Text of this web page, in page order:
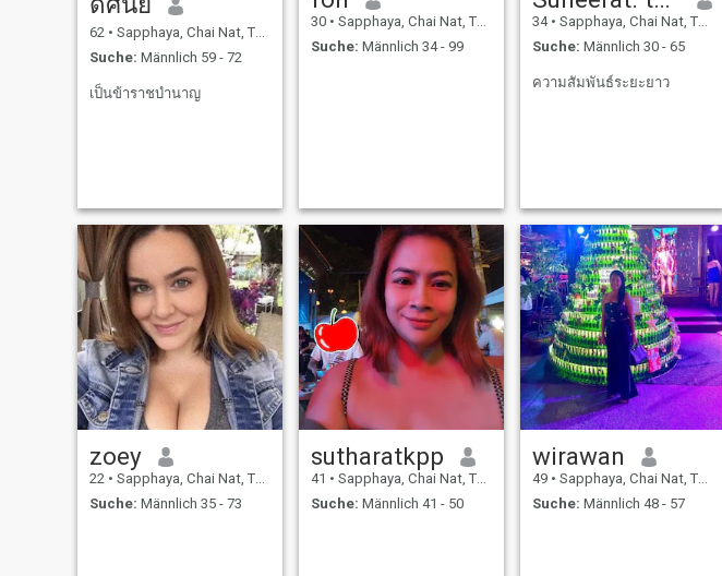
62 • Sapphaya, Chai Nat, Thailand
Suche: Männlich 59 - 72
เป็นข้าราชบำนาญ
30 • Sapphaya, Chai Nat, Thailand
Suche: Männlich 34 - 99
34 • Sapphaya, Chai Nat, Thailand
Suche: Männlich 30 - 65
ความสัมพันธ์ระยะยาว
zoey
22 • Sapphaya, Chai Nat, Thailand
Suche: Männlich 35 - 73
sutharatkpp
41 • Sapphaya, Chai Nat, Thailand
Suche: Männlich 41 - 50
wirawan
49 • Sapphaya, Chai Nat, Thailand
Suche: Männlich 48 - 57